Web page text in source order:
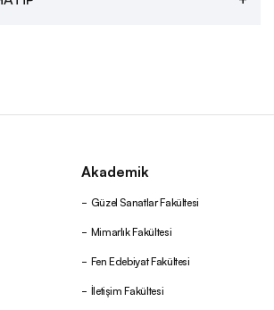
Akademik
Güzel Sanatlar Fakültesi
Mimarlık Fakültesi
Fen Edebiyat Fakültesi
İletişim Fakültesi